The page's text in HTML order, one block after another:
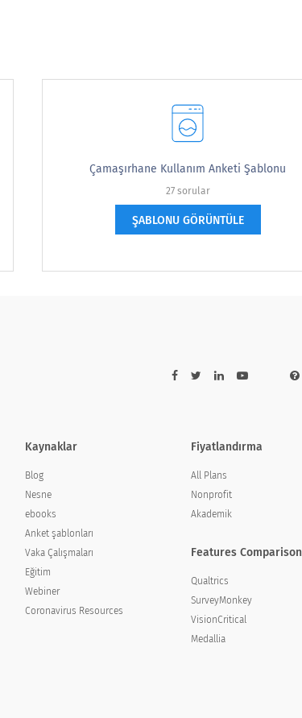
this [PRODUCT] in?Çamaşırhane Kullanım Anketi Şablonu
27 sorular
ŞABLONU GÖRÜNTÜLE
Kaynaklar
Blog
Nesne
ebooks
Anket şablonları
Vaka Çalışmaları
Eğitim
Webiner
Coronavirus Resources
Fiyatlandırma
All Plans
Nonprofit
Akademik
Features Comparison
Qualtrics
SurveyMonkey
VisionCritical
Medallia